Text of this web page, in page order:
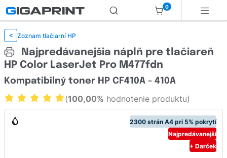
0
< Zoznam tlačiarní HP
Najpredávanejšia náplň pre tlačiareň
HP Color LaserJet Pro M477fdn
2300 strán A4 pri 5% pokrytí
Najpredávanejší
+ Darček
Kompatibilný toner HP CF410A - 410A
(100,00% hodnotenie produktu)